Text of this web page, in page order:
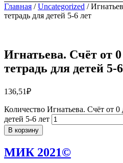
Главная /Uncategorized /
тетрадь для детей 5-6 лет
Игнатьева. Счёт от
тетрадь для детей 5-
136,51₽
Количество Игнатьева. Счёт от 0
детей 5-6 лет
В корзину
МИК 2021©